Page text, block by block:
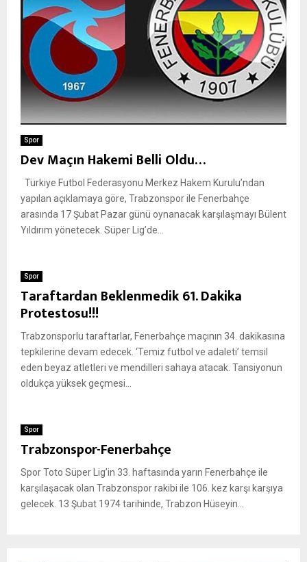
Spor
Dev Maçın Hakemi Belli Oldu…
Türkiye Futbol Federasyonu Merkez Hakem Kurulu’ndan
yapılan açıklamaya göre, Trabzonspor ile Fenerbahçe
arasında 17 Şubat Pazar günü oynanacak karşılaşmayı Bülent
Yıldırım yönetecek. Süper Lig’de...
Spor
Taraftardan Beklenmedik 61. Dakika
Protestosu!!!
Trabzonsporlu taraftarlar, Fenerbahçe maçının 34. dakikasına
tepkilerine devam edecek. ‘Temiz futbol ve adaleti’ temsil
eden beyaz atletleri ve mendilleri sahaya atacak. Tansiyonun
oldukça yüksek geçmesi...
Spor
Trabzonspor-Fenerbahçe
Spor Toto Süper Lig’in 33. haftasında yarın Fenerbahçe ile
karşılaşacak olan Trabzonspor rakibi ile 106. kez karşı karşıya
gelecek. 13 Şubat 1974 tarihinde, Trabzon Hüseyin...